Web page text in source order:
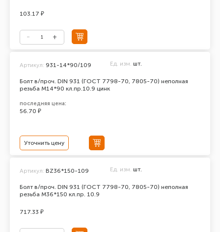
103.17 ₽
Болт в/проч. DIN 931 (ГОСТ 7798-70, 7805-70) неполная
резьба М14*90 кл.пр.10.9 цинк
Артикул: 931-14*90/109 Ед. изм. шт.
последняя цена:
56.70 ₽
Уточнить цену
Болт в/проч. DIN 931 (ГОСТ 7798-70, 7805-70) неполная
резьба М36*150 кл.пр. 10.9
Артикул: BZ36*150-109 Ед. изм. шт.
717.33 ₽